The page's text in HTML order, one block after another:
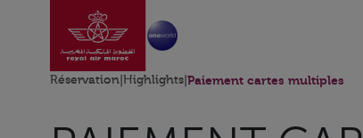
Saut au contenu principal
Aller à la page
Réservation Highlights Paiement cartes multiples